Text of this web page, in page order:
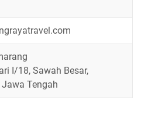
I/18, Sawah Besar,
Tengah